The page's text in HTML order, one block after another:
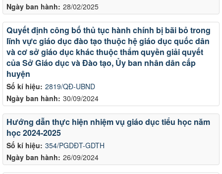
Ngày ban hành: 28/02/2025
Số kí hiệu: 2819/QĐ-UBND
Ngày ban hành: 30/09/2024
Quyết định công bố thủ tục hành chính bị bãi bỏ trong
lĩnh vực giáo dục đào tạo thuộc hệ giáo dục quốc dân
và cơ sở giáo dục khác thuộc thẩm quyền giải quyết
của Sở Giáo dục và Đào tạo, Ủy ban nhân dân cấp
huyện
Số kí hiệu: 354/PGDĐT-GDTH
Ngày ban hành: 26/09/2024
Hướng dẫn thực hiện nhiệm vụ giáo dục tiểu học năm
học 2024-2025